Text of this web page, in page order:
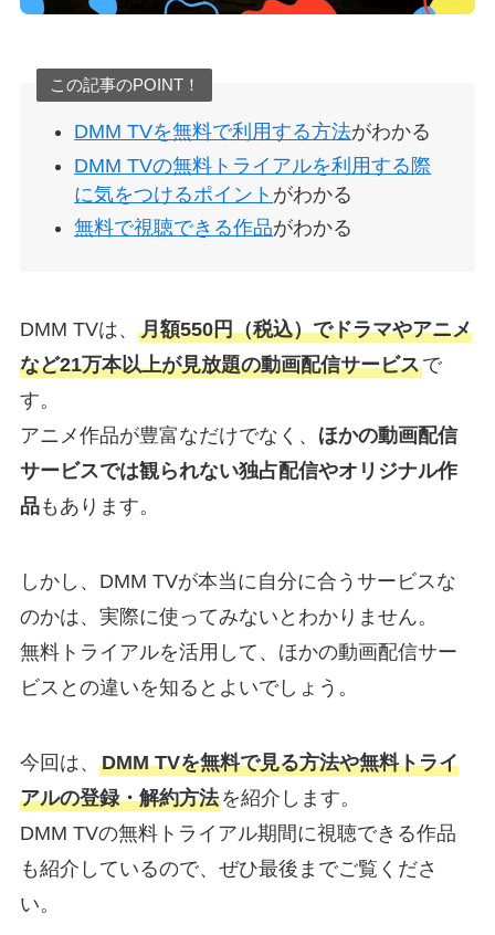
この記事のPOINT！
DMM TVを無料で利用する方法がわかる
DMM TVの無料トライアルを利用する際
に気をつけるポイント がわかる
無料で視聴できる作品がわかる
DMM TVは、 月額550円（税込）でドラマやアニメ
など21万本以上が見放題の動画配信サービスで
す。
アニメ作品が豊富なだけでなく、 ほかの動画配信
サービスでは観られない独占配信やオリジナル作
品もあります。
しかし、DMM TVが本当に自分に合うサービスな
のかは、実際に使ってみないとわかりません。
無料トライアルを活用して、ほかの動画配信サー
ビスとの違いを知るとよいでしょう。
今回は、 DMM TVを無料で見る方法や無料トライ
アルの登録・解約方法を紹介します。
DMM TVの無料トライアル期間に視聴できる作品
も紹介しているので、ぜひ最後までご覧くださ
い。